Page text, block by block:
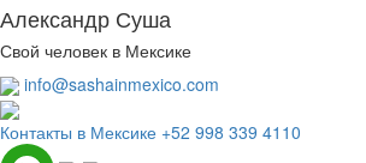
Александр Суша
Свой человек в Мексике
info@sashainmexico.com
Контакты в Мексике +52 998 339 4110